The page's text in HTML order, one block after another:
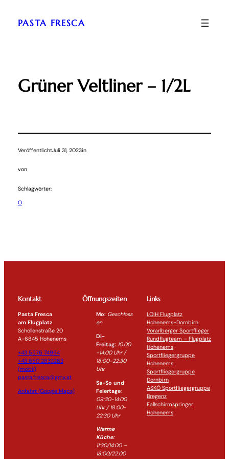
Inhalt
springen
PASTA FRESCA
Grüner Veltliner – 1/2L
VeröffentlichtJuli 31, 2023in
von
Schlagwörter:
O
Kontakt
Pasta Fresca
am Flugplatz
Schollenstraße 20
A-6845 Hohenems
+43 5576 74954
+43 650 2833263
(mobil)
pasta.fresca@gmx.at
Anfahrt (Google Maps)
Öffnungszeiten
Mo: Geschloss
en
Di-
Freitag: 10:00
-14:00 Uhr /
18:00-22:30
Uhr
Sa-So und
Feiertage:
09:30-14:00
Uhr / 18:00-
22:30Uhr
Warme
Küche:
11:30/14:00 –
18:00/22:00
Links
LOIH Flugplatz
Hohenems-Dornbirn
Vorarlberger Sportflieger
Rundflugteam – Flugplatz
Hohenems
Sportfliegergruppe
Hohenems
Sportfliegergruppe
Dornbirn
ASKÖ Sportfliegergruppe
Bregenz
Fallschirmspringer
Hohenems